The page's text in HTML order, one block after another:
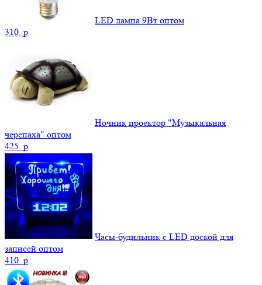
LED лампа 9Вт оптом
310. p
Ночник проектор "Музыкальная
черепаха" оптом
425. p
Часы-будильник с LED доской для
записей оптом
410. p